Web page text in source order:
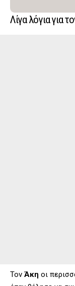
Λίγα λόγια για
Τον Άκη οι